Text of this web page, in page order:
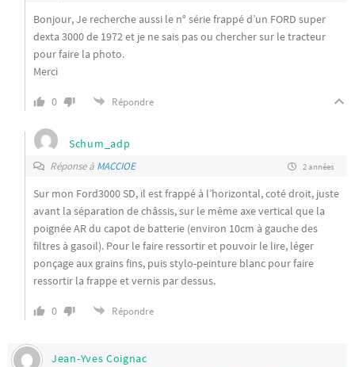
Bonjour, Je recherche aussi le n° série frappé d’un FORD super
dexta 3000 de 1972 et je ne sais pas ou chercher sur le tracteur
pour faire la photo.
Merci
0 Répondre
Schum_adp
Réponse à MACCIOE 2 années
Sur mon Ford3000 SD, il est frappé à l’horizontal, coté droit, juste
avant la séparation de châssis, sur le même axe vertical que la
poignée AR du capot de batterie (environ 10cm à gauche des
filtres à gasoil). Pour le faire ressortir et pouvoir le lire, léger
ponçage aux grains fins, puis stylo-peinture blanc pour faire
ressortir la frappe et vernis par dessus.
0 Répondre
Jean-Yves Coignac